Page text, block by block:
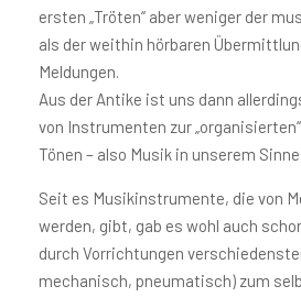
ersten „Tröten“ aber weniger der
als der weithin hörbaren
Meldungen.
Aus der Antike ist uns dann
von Instrumenten zur
Tönen – also Musik in unserem
Seit es Musikinstrumente, die von
werden, gibt, gab es wohl auch
durch Vorrichtungen
mechanisch, pneumatisch) zum